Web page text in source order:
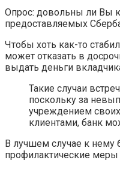
Опрос: довольны ли Вы
предоставляемых
Чтобы хоть как-то
может отказать в
выдать деньги
Такие случаи
поскольку за
учреждением
клиентами, банк
В лучшем случае к нему
профилактические